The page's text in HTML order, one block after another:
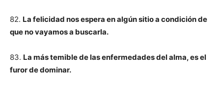
82. La felicidad nos espera en algún sitio a condición de
que no vayamos a buscarla.
83. La más temible de las enfermedades del alma, es el
furor de dominar.